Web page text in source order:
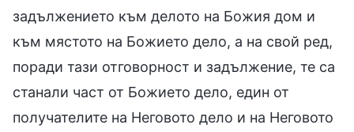
задължението към делото на Божия дом и
към мястото на Божието дело, а на свой ред,
поради тази отговорност и задължение, те са
станали част от Божието дело, един от
получателите на Неговото дело и на Неговото